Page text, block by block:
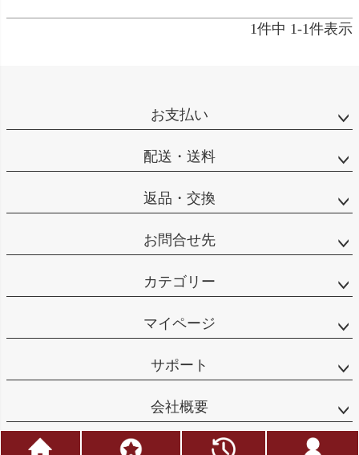
1件中 1-1件表示
お支払い
配送・送料
返品・交換
お問合せ先
カテゴリー
マイページ
サポート
会社概要